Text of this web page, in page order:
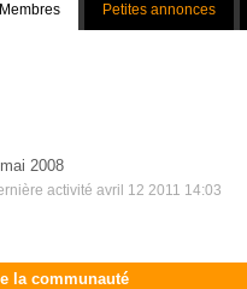
Membres Petites annonces
2008
activité avril 12 2011 14:03
la communauté